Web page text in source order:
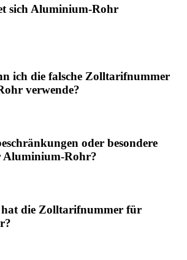
sich Aluminium-Rohr
ich die falsche Zolltarifnummer
verwende?
oder besondere
Rohr?
hat die Zolltarifnummer für